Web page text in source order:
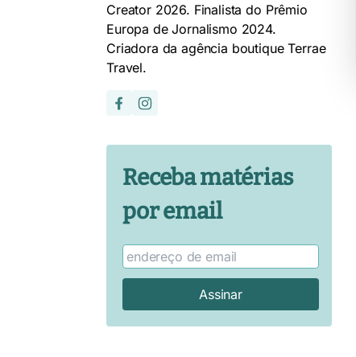
Creator 2026. Finalista do Prêmio
Europa de Jornalismo 2024.
Criadora da agência boutique Terrae
Travel.
Receba matérias
por email